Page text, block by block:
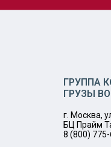
ГРУППА
ГРУЗЫ
г. Москва,
БЦ Прайм
8 (800)